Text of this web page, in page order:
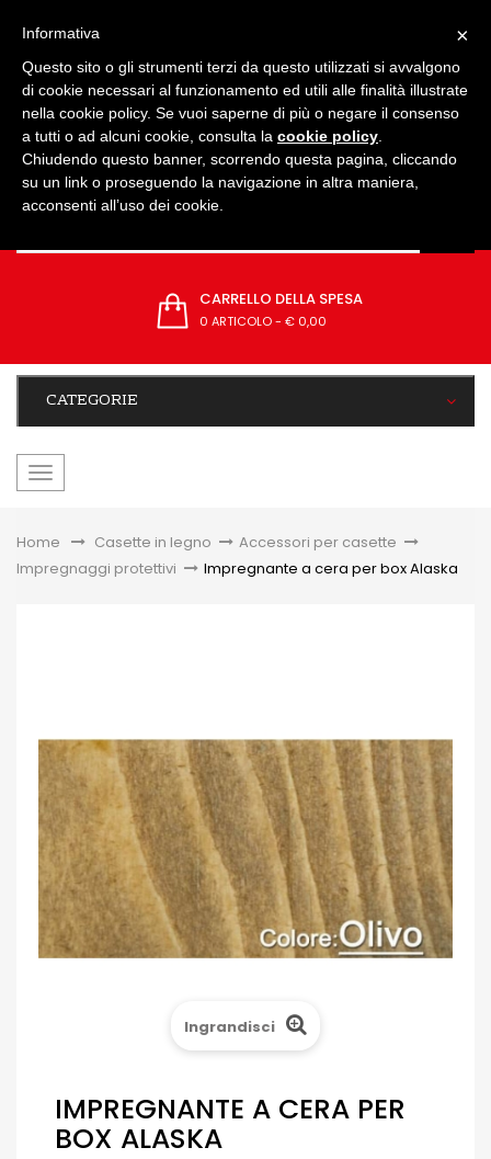
CARRELLO DELLA SPESA
0 ARTICOLO- € 0,00
CATEGORIE
navigazione
Home &gt;Casette in legno > Accessori per casette >
Impregnaggi protettivi > Impregnante a cera per box Alaska
Ingrandisci
IMPREGNANTE A CERA PER
BOX ALASKA
×
Informativa
Questo sito o gli strumenti terzi da questo utilizzati si avvalgono
di cookie necessari al funzionamento ed utili alle finalità illustrate
nella cookie policy. Se vuoi saperne di più o negare il consenso
a tutti o ad alcuni cookie, consulta la cookie policy
Chiudendo questo banner, scorrendo questa pagina, cliccando
su un link o proseguendo la navigazione in altra maniera,
acconsenti all’uso dei cookie.